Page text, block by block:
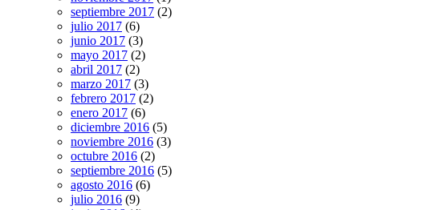
septiembre 2017 (2)
julio 2017 (6)
junio 2017 (3)
mayo 2017 (2)
abril 2017 (2)
marzo 2017 (3)
febrero 2017 (2)
enero 2017 (6)
diciembre 2016 (5)
noviembre 2016 (3)
octubre 2016 (2)
septiembre 2016 (5)
agosto 2016 (6)
julio 2016 (9)